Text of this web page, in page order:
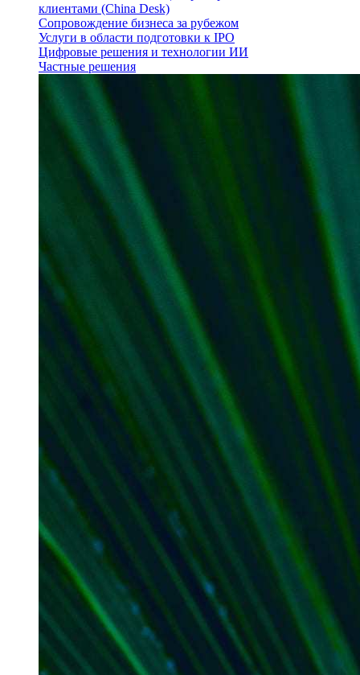
клиентами (China Desk)
Сопровождение бизнеса за рубежом
Услуги в области подготовки к IPO
Цифровые решения и технологии ИИ
Частные решения